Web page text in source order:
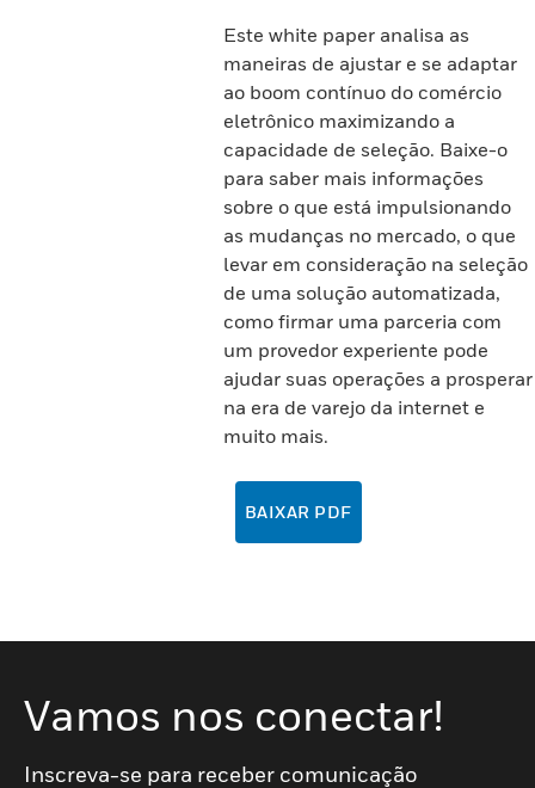
Este white paper analisa as
maneiras de ajustar e se adaptar
ao boom contínuo do comércio
eletrônico maximizando a
capacidade de seleção. Baixe-o
para saber mais informações
sobre o que está impulsionando
as mudanças no mercado, o que
levar em consideração na seleção
de uma solução automatizada,
como firmar uma parceria com
um provedor experiente pode
ajudar suas operações a prosperar
na era de varejo da internet e
muito mais.
BAIXAR PDF
Vamos nos conectar!
Inscreva-se para receber comunicação